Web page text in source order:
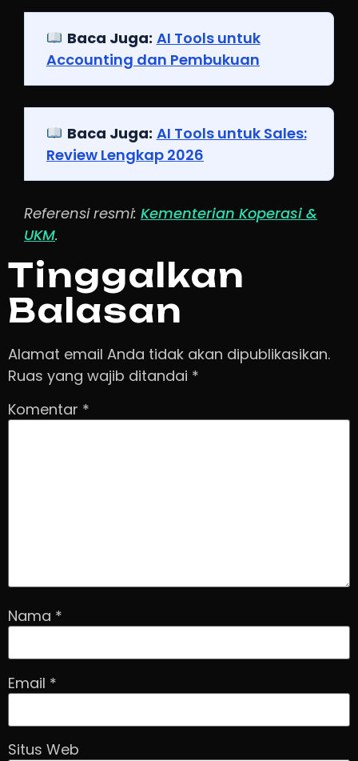
Baca Juga: AI Tools untuk
Accounting dan Pembukuan
Baca Juga: AI Tools untuk Sales:
Review Lengkap 2026
Referensi resmi: Kementerian Koperasi &
UKM.
Tinggalkan
Balasan
Alamat email Anda tidak akan dipublikasikan.
Ruas yang wajib ditandai *
Komentar *
Nama *
Email *
Situs Web